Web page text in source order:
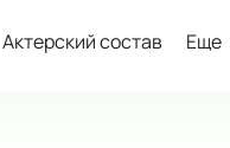
Актерский состав Еще